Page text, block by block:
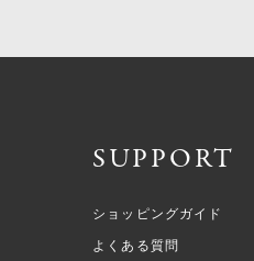
SUPPORT
ショッピングガイド
よくある質問